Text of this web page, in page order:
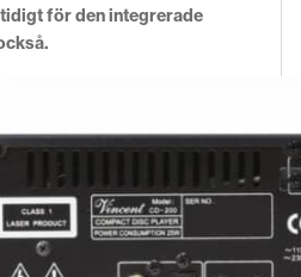
för den integrerade